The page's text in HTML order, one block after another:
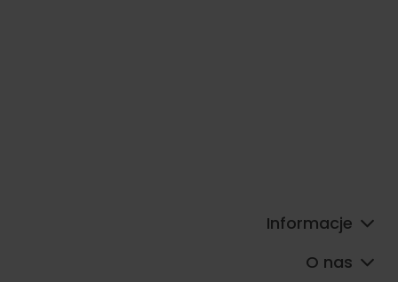
Informacje
O nas